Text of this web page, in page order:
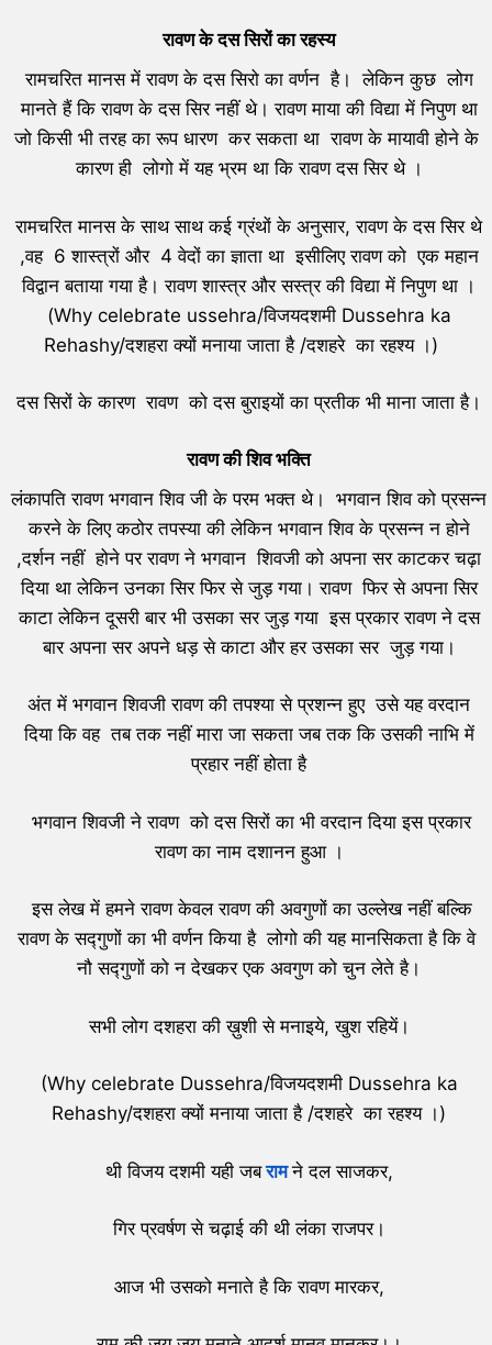
रावण के दस सिरों का रहस्य
रामचरित मानस में रावण के दस सिरो का वर्णन है। लेकिन कुछ लोग
मानते हैं कि रावण के दस सिर नहीं थे। रावण माया की विद्या में निपुण था
जो किसी भी तरह का रूप धारण कर सकता था रावण के मायावी होने के
कारण ही लोगो में यह भ्रम था कि रावण दस सिर थे ।
रामचरित मानस के साथ साथ कई ग्रंथों के अनुसार, रावण के दस सिर थे
,वह 6 शास्त्रों और 4 वेदों का ज्ञाता था इसीलिए रावण को एक महान
विद्वान बताया गया है। रावण शास्त्र और सस्त्र की विद्या में निपुण था ।
(Why celebrate ussehra/विजयदशमी Dussehra ka
Rehashy/दशहरा क्यों मनाया जाता है /दशहरे का रहश्य ।)
दस सिरों के कारण रावण को दस बुराइयों का प्रतीक भी माना जाता है।
रावण की शिव भक्ति
लंकापति रावण भगवान शिव जी के परम भक्त थे। भगवान शिव को प्रसन्न
करने के लिए कठोर तपस्या की लेकिन भगवान शिव के प्रसन्न न होने
,दर्शन नहीं होने पर रावण ने भगवान शिवजी को अपना सर काटकर चढ़ा
दिया था लेकिन उनका सिर फिर से जुड़ गया। रावण फिर से अपना सिर
काटा लेकिन दूसरी बार भी उसका सर जुड़ गया इस प्रकार रावण ने दस
बार अपना सर अपने धड़ से काटा और हर उसका सर जुड़ गया।
अंत में भगवान शिवजी रावण की तपश्या से प्रशन्न हुए उसे यह वरदान
दिया कि वह तब तक नहीं मारा जा सकता जब तक कि उसकी नाभि में
प्रहार नहीं होता है
भगवान शिवजी ने रावण को दस सिरों का भी वरदान दिया इस प्रकार
रावण का नाम दशानन हुआ ।
इस लेख में हमने रावण केवल रावण की अवगुणों का उल्लेख नहीं बल्कि
रावण के सद्गुणों का भी वर्णन किया है लोगो की यह मानसिकता है कि वे
नौ सद्गुणों को न देखकर एक अवगुण को चुन लेते है।
सभी लोग दशहरा की ख़ुशी से मनाइये, खुश रहियें।
(Why celebrate Dussehra/विजयदशमी Dussehra ka
Rehashy/दशहरा क्यों मनाया जाता है /दशहरे का रहश्य ।)
थी विजय दशमी यही जबरामने दल साजकर,
गिर प्रवर्षण से चढ़ाई की थी लंका राजपर।
आज भी उसको मनाते है कि रावण मारकर,